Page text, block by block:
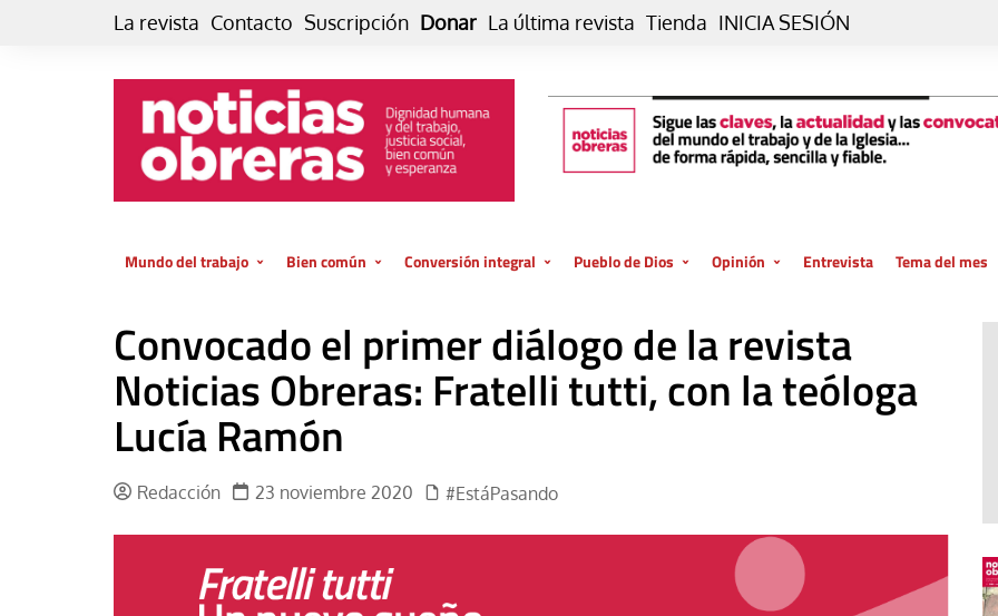
La revista Contacto Suscripción Donar La última revista Tienda INICIA SESIÓN
Mundo del trabajo
El trabajo es para la vida
GlobalizAcción
INFOR. Boletín informativo del
MMTC
Laboral
El amor en el mundo
Los empobrecidos por el
Bien común
Economía
Conversión integral
de vida… es posible
El cuidado de la creación
Experiencia
Libro
Aplicaciones
Pueblo de Dios
La oración de cada día
Vaticano
In memoriam
Opinión
Blog De paso…
Blog Eutopía
Tribuna
Blog Sembrando sueños,
recogiendo humanidad
Entrevista Tema del mes
Convocado el primer diálogo de la revista
Noticias Obreras: Fratelli tutti, con la teóloga
Lucía Ramón
Redacción 23 noviembre 2020 #EstáPasando